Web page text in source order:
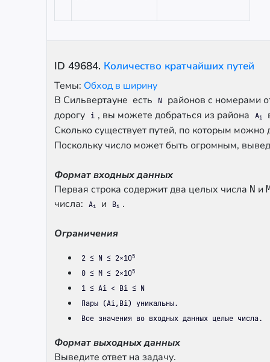
ID 49684. Количество кратчайших путей
Темы: Обход в ширину
В Сильвертауне есть
N
районов с номерами
дорогу
i , вы можете добраться из района Ai
Сколько существует путей, по которым можно
Поскольку число может быть огромным,
Формат входных данных
Первая строка содержит два целых числа N и
числа: Ai и Bi .
Ограничения
2 ≤ N ≤ 2×105
0 ≤ M ≤ 2×105
1 ≤ Ai < Bi ≤ N
Пары (Ai,Bi) уникальны.
Все значения во входных данных целые числа.
Формат выходных данных
Выведите ответ на задачу.